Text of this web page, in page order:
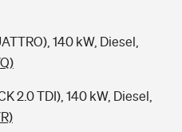
140 kW, Diesel,
2.0 TDI), 140 kW, Diesel,